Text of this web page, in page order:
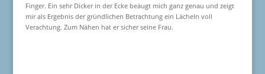
Finger. Ein sehr Dicker in der Ecke beäugt mich ganz genau und zeigt
mir als Ergebnis der gründlichen Betrachtung ein Lächeln voll
Verachtung. Zum Nähen hat er sicher seine Frau.